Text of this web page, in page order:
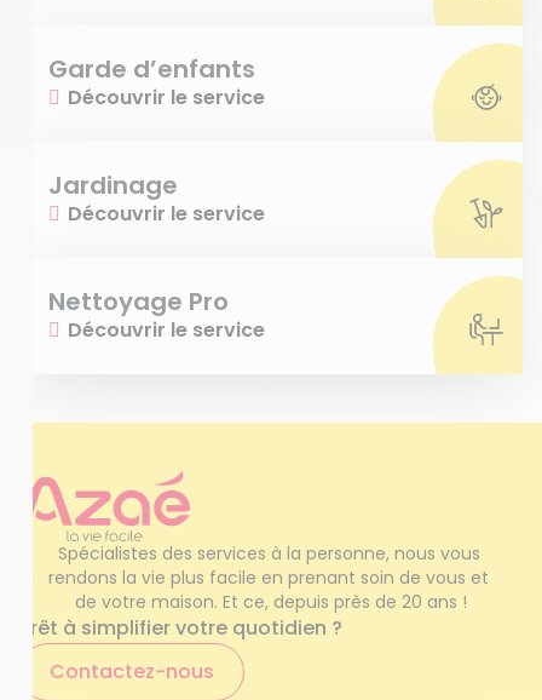
Garde d’enfants
Découvrir le service
Jardinage
Découvrir le service
Nettoyage Pro
Découvrir le service
Spécialistes des services à la personne, nous vous
rendons la vie plus facile en prenant soin de vous et
de votre maison. Et ce, depuis près de 20 ans !
Prêt à simplifier votre quotidien ?
Contactez-nous